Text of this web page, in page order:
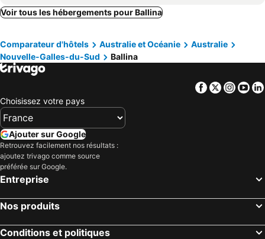
Broadbeach Waters, Queensland Hôtels
Currumbin, Queensland Hôtels
Mermaid Waters, Queensland Hôtels
Mudgeeraba, Queensland Hôtels
Ashmore, Queensland Hôtels
Bogangar, Nouvelle-Galles-du-Sud Hôtels
Casino, Nouvelle-Galles-du-Sud Hôtels
Warren, Nouvelle-Galles-du-Sud Hôtels
Melbourne, Victoria Hôtels
Adelaïde, Australie du Sud Hôtels
Perth, Australie-Occidentale Hôtels
Cairns, Queensland Hôtels
Voir tous les hébergements pour Ballina
Comparateur d'hôtels Australie et Océanie
Australie
Nouvelle-Galles-du-Sud
Ballina
Facebook
Twitter
Choisissez votre pays
Ajouter sur Google
Retrouvez facilement nos résultats :
ajoutez trivago comme source
préférée sur Google.
Entreprise
Nos produits
Conditions et politiques